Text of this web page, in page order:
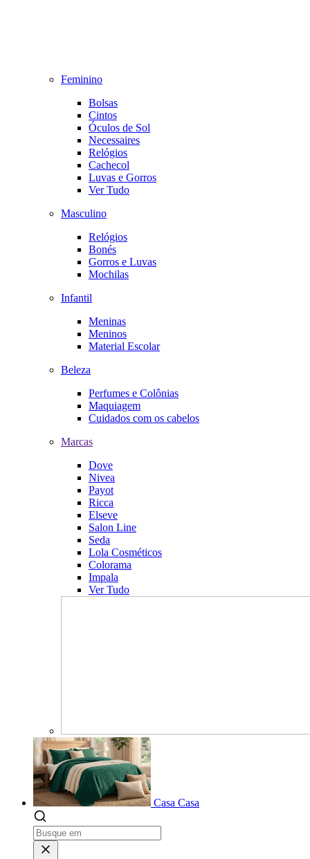
Feminino
Bolsas
Cintos
Óculos de Sol
Necessaires
Relógios
Cachecol
Luvas e Gorros
Ver Tudo
Masculino
Relógios
Bonés
Gorros e Luvas
Mochilas
Infantil
Meninas
Meninos
Material Escolar
Beleza
Perfumes e Colônias
Maquiagem
Cuidados com os cabelos
Marcas
Dove
Nivea
Payot
Ricca
Elseve
Salon Line
Seda
Lola Cosméticos
Colorama
Impala
Ver Tudo
Casa Casa